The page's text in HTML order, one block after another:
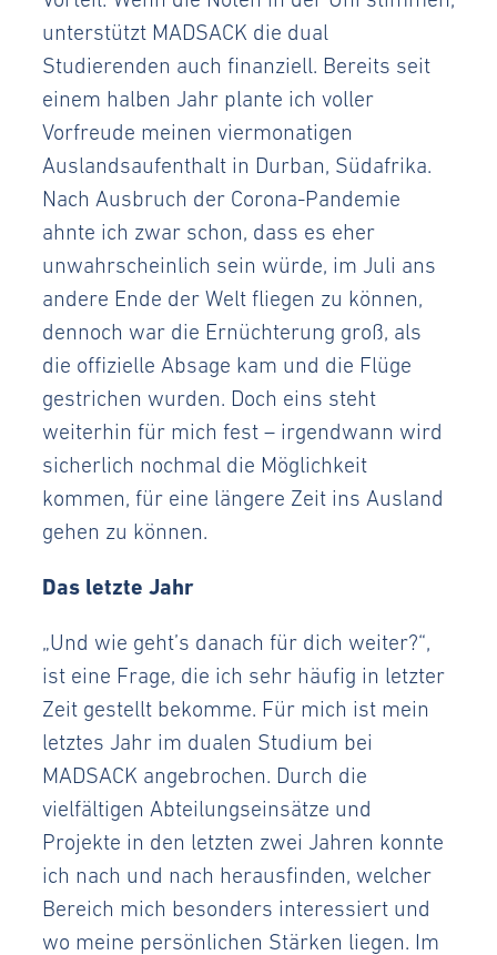
unterstützt MADSACK die dual
Studierenden auch finanziell. Bereits seit
einem halben Jahr plante ich voller
Vorfreude meinen viermonatigen
Auslandsaufenthalt in Durban, Südafrika.
Nach Ausbruch der Corona-Pandemie
ahnte ich zwar schon, dass es eher
unwahrscheinlich sein würde, im Juli ans
andere Ende der Welt fliegen zu können,
dennoch war die Ernüchterung groß, als
die offizielle Absage kam und die Flüge
gestrichen wurden. Doch eins steht
weiterhin für mich fest – irgendwann wird
sicherlich nochmal die Möglichkeit
kommen, für eine längere Zeit ins Ausland
gehen zu können.
Das letzte Jahr
„Und wie geht’s danach für dich weiter?“,
ist eine Frage, die ich sehr häufig in letzter
Zeit gestellt bekomme. Für mich ist mein
letztes Jahr im dualen Studium bei
MADSACK angebrochen. Durch die
vielfältigen Abteilungseinsätze und
Projekte in den letzten zwei Jahren konnte
ich nach und nach herausfinden, welcher
Bereich mich besonders interessiert und
wo meine persönlichen Stärken liegen. Im